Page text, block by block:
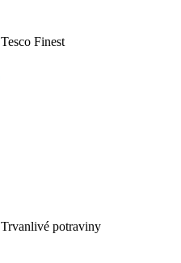
Tesco Finest
Trvanlivé potraviny